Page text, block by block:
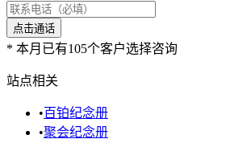
* 本月已有105个客户选择咨询
站点相关
•百铂纪念册
•聚会纪念册